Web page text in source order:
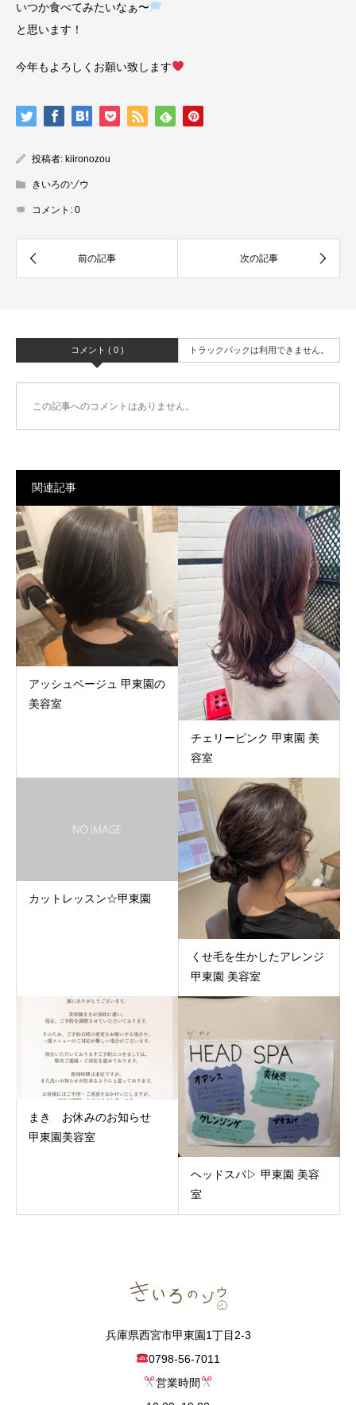
いつか食べてみたいなぁ〜
と思います！
今年もよろしくお願い致します
投稿者: kiironozou
きいろのゾウ
コメント: 0
コメント ( 0 ) トラックバックは利用できません。
この記事へのコメントはありません。
関連記事
アッシュベージュ 甲東園の
美容室
チェリーピンク 甲東園 美
容室
カットレッスン☆甲東園
くせ毛を生かしたアレンジ
甲東園 美容室
まき お休みのお知らせ
甲東園美容室
ヘッドスパ▷ 甲東園 美容
室
兵庫県西宮市甲東園1丁目2-3
0798-56-7011
営業時間